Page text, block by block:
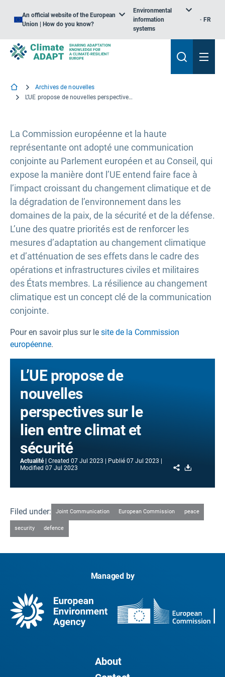
An official website of the European
Union | How do you know?
Environmental
information
systems
FR
Archives de nouvelles
L’UE propose de nouvelles perspectives sur le lien entre climat et sécurité
La Commission européenne et la haute
représentante ont adopté une communication
conjointe au Parlement européen et au Conseil, qui
expose la manière dont l’UE entend faire face à
l’impact croissant du changement climatique et de
la dégradation de l’environnement dans les
domaines de la paix, de la sécurité et de la défense.
L’une des quatre priorités est de renforcer les
mesures d’adaptation au changement climatique
et d’atténuation de ses effets dans le cadre des
opérations et infrastructures civiles et militaires
des États membres. La résilience au changement
climatique est un concept clé de la communication
conjointe.
Pour en savoir plus sur le site de la Commission
européenne.
L’UE propose de
nouvelles
perspectives sur le
lien entre climat et
sécurité
Actualité Created 07 Jul 2023 Publié 07 Jul 2023
Modified 07 Jul 2023 Share
Filed under: Joint Communication European Commission peace
security defence
Managed by
About